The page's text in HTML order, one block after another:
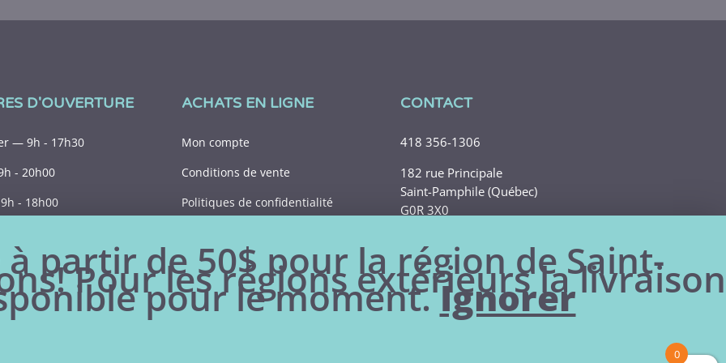
D'OUVERTURE
— 9h - 17h30
- 20h00
- 18h00
ACHATS EN LIGNE
Mon compte
Conditions de vente
Politiques de confidentialité
CONTACT
418 356-1306
182 rue Principale
Saint-Pamphile (Québec)
G0R 3X0
partir de 50$ pour la région de Saint-
Pour les régions extérieurs la livraison
pour le moment.Ignorer
0